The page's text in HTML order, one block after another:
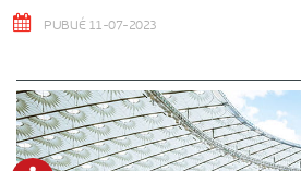
PUBLIÉ 11-07-2023